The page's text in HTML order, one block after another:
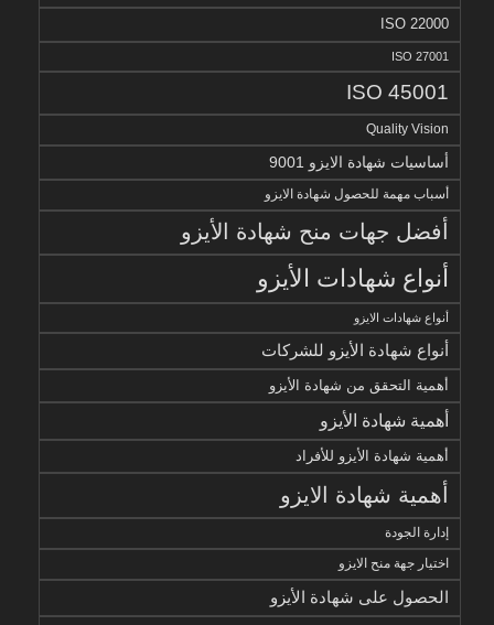
ISO 22000
ISO 27001
ISO 45001
Quality Vision
أساسيات شهادة الايزو 9001
أسباب مهمة للحصول شهادة الايزو
أفضل جهات منح شهادة الأيزو
أنواع شهادات الأيزو
أنواع شهادات الايزو
أنواع شهادة الأيزو للشركات
أهمية التحقق من شهادة الأيزو
أهمية شهادة الأيزو
أهمية شهادة الأيزو للأفراد
أهمية شهادة الايزو
إدارة الجودة
اختيار جهة منح الايزو
الحصول على شهادة الأيزو